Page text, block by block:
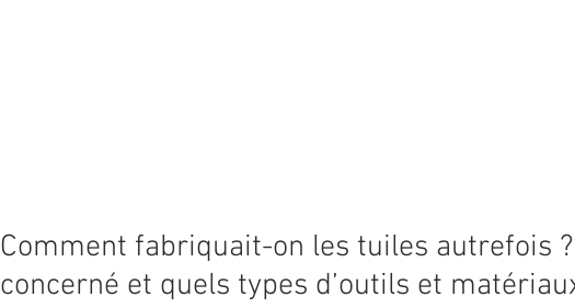
Comment fabriquait-on les tuiles autrefois
concerné et quels types d’outils et